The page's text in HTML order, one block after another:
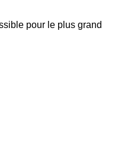
pour le plus grand